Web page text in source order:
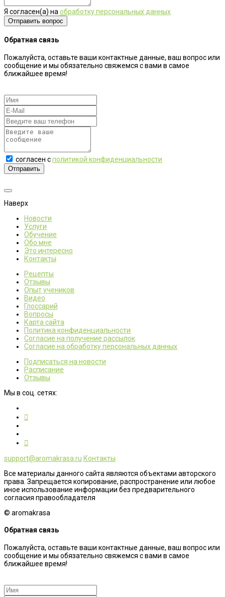
Я согласен(а) наобработку персональных данных
Обратная связь
Пожалуйста, оставьте ваши контактные данные, ваш вопрос или
сообщение и мы обязательно свяжемся с вами в самое
ближайшее время!
согласен сполитикой конфиденциальности
Отправить
Наверх
Новости
Услуги
Обучение
Обо мне
Это интересно
Контакты
Рецепты
Отзывы
Опыт учеников
Видео
Глоссарий
Вопросы
Карта сайта
Политика конфиденциальности
Согласие на получение рассылок
Согласие на обработку персональных данных
Подписаться на новости
Расписание
Отзывы
Мы в соц. сетях:
support@aromakrasa.ru Контакты
Все материалы данного сайта являются объектами авторского
права. Запрещается копирование, распространение или любое
иное использование информации без предварительного
согласия правообладателя
© aromakrasa
Обратная связь
Пожалуйста, оставьте ваши контактные данные, ваш вопрос или
сообщение и мы обязательно свяжемся с вами в самое
ближайшее время!